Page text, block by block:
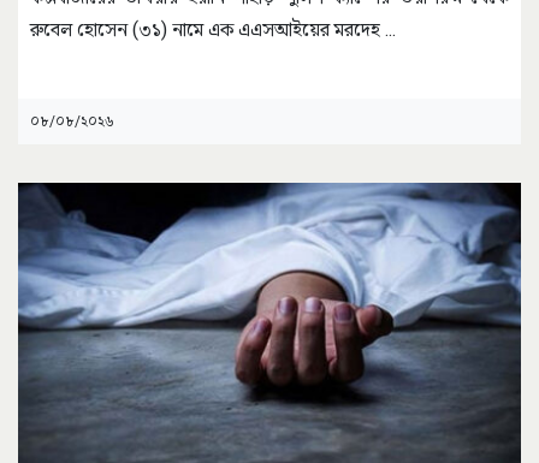
রুবেল হোসেন (৩১) নামে এক এএসআইয়ের মরদেহ ...
০৮/০৮/২০২৬